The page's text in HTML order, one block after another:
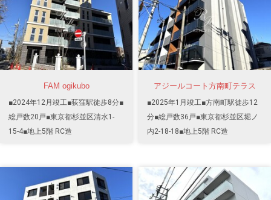
FAM ogikubo
■2024年12月竣工■荻窪駅徒歩8分■
総戸数20戸■東京都杉並区清水1-
15-4■地上5階 RC造
アジールコート方南町テラス
■2025年1月竣工■方南町駅徒歩12
分■総戸数36戸■東京都杉並区堀ノ
内2-18-18■地上5階 RC造